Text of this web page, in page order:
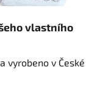
vlastního
vyrobeno v České